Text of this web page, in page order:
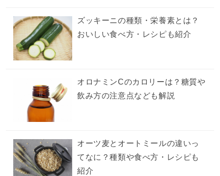
ズッキーニの種類・栄養素とは？
おいしい食べ方・レシピも紹介
オロナミンCのカロリーは？糖質や
飲み方の注意点なども解説
オーツ麦とオートミールの違いっ
てなに？種類や食べ方・レシピも
紹介